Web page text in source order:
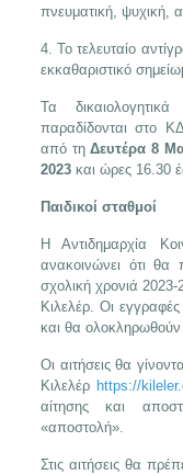
πνευματική, ψυχική,
4. Το τελευταίο
εκκαθαριστικό
Τα
παραδίδονται στο
από τηΔευτέρα 8
2023και ώρες 16.30
Παιδικοί σταθμοί
Η Αντιδημαρχία
ανακοινώνει ότι
σχολική χρονιά
Κιλελέρ. Οι
και θα ολοκληρωθούν
Οι αιτήσεις θα
Κιλελέρ https://
αίτησης και
«αποστολή».
Στις αιτήσεις θα